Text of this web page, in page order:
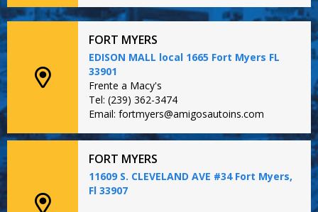
FORT MYERS
EDISON MALL local 1665 Fort Myers FL
33901
Frente a Macy's
Tel: (239) 362-3474
Email: fortmyers@amigosautoins.com
FORT MYERS
11609 S. CLEVELAND AVE #34 Fort Myers,
Fl 33907